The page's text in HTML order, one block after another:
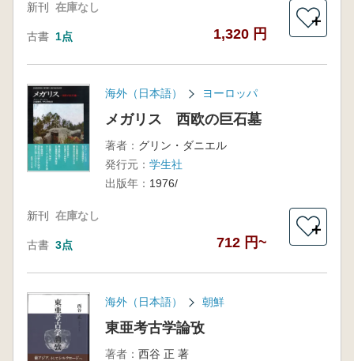
新刊 在庫なし
古書 1点 1,320 円
＋
海外（日本語） ヨーロッパ
メガリス 西欧の巨石墓
著者： グリン・ダニエル
発行元： 学生社
出版年： 1976/
新刊 在庫なし
古書 3点 712 円~
＋
海外（日本語） 朝鮮
東亜考古学論攷
著者： 西谷 正 著